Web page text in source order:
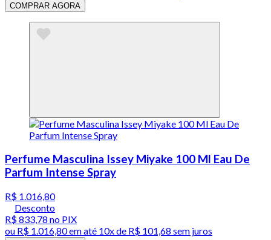
COMPRAR AGORA
Perfume Masculina Issey Miyake 100 Ml Eau De
Parfum Intense Spray
R$ 1.016,80
Desconto
R$ 833,78 no PIX
ou R$ 1.016,80em até 10x de R$ 101,68 sem juros